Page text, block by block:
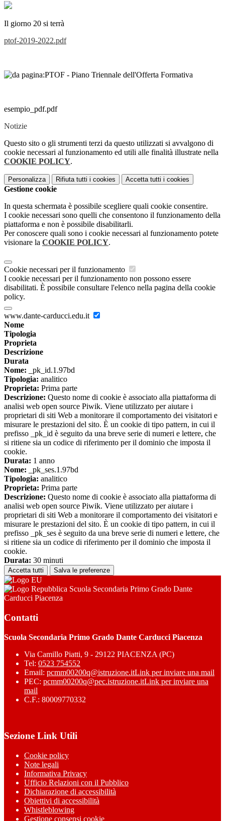
Il giorno 20 si terrà
ptof-2019-2022.pdf
esempio_pdf.pdf
Notizie
Questo sito o gli strumenti terzi da questo utilizzati si avvalgono di
cookie necessari al funzionamento ed utili alle finalità illustrate nella
COOKIE POLICY.
Personalizza Rifiuta tutti i cookies Accetta tutti i cookies
Gestione cookie
In questa schermata è possibile scegliere quali cookie consentire.
I cookie necessari sono quelli che consentono il funzionamento della
piattaforma e non è possibile disabilitarli.
Per conoscere quali sono i cookie necessari al funzionamento potete
visionare la COOKIE POLICY.
Cookie necessari per il funzionamento
I cookie necessari per il funzionamento non possono essere
disabilitati. È possibile consultare l'elenco nella pagina della cookie
policy.
www.dante-carducci.edu.it
Nome
Tipologia
Proprieta
Descrizione
Durata
Nome: _pk_id.1.97bd
Tipologia: analitico
Proprieta: Prima parte
Descrizione: Questo nome di cookie è associato alla piattaforma di
analisi web open source Piwik. Viene utilizzato per aiutare i
proprietari di siti Web a monitorare il comportamento dei visitatori e
misurare le prestazioni del sito. È un cookie di tipo pattern, in cui il
prefisso _pk_id è seguito da una breve serie di numeri e lettere, che
si ritiene sia un codice di riferimento per il dominio che imposta il
cookie.
Durata: 1 anno
Nome: _pk_ses.1.97bd
Tipologia: analitico
Proprieta: Prima parte
Descrizione: Questo nome di cookie è associato alla piattaforma di
analisi web open source Piwik. Viene utilizzato per aiutare i
proprietari di siti Web a monitorare il comportamento dei visitatori e
misurare le prestazioni del sito. È un cookie di tipo pattern, in cui il
prefisso _pk_ses è seguito da una breve serie di numeri e lettere, che
si ritiene sia un codice di riferimento per il dominio che imposta il
cookie.
Durata: 30 minuti
Accetta tutti Salva le preferenze
Scuola Secondaria Primo Grado Dante
Carducci Piacenza
Contatti
Scuola Secondaria Primo Grado Dante Carducci Piacenza
Via Camillo Piatti, 9 - 29122 PIACENZA (PC)
Tel: 0523 754552
Email: pcmm00200q@istruzione.itLink per inviare una mail
PEC: pcmm00200q@pec.istruzione.itLink per inviare una
mail
C.F.: 80009770332
Sezione Link Utili
Cookie policy
Note legali
Informativa Privacy
Ufficio Relazioni con il Pubblico
Dichiarazione di accessibilità
Obiettivi di accessibilità
Whistleblowing
Gestione consensi cookie